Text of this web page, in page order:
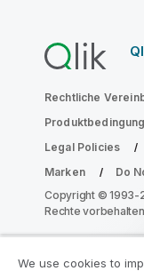
Rechtliche
Legal Policies
Marken
Do
Copyright © 1993-
Rechte
We use cookies to